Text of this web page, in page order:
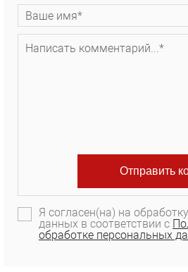
Я согласен(на) на
данных в соответствии с
обработке персональных